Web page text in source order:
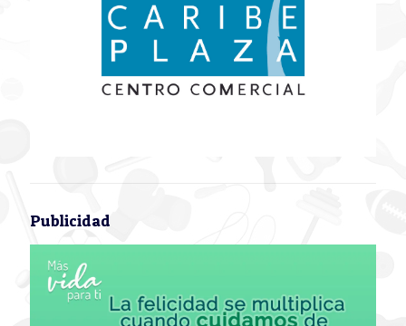
Publicidad